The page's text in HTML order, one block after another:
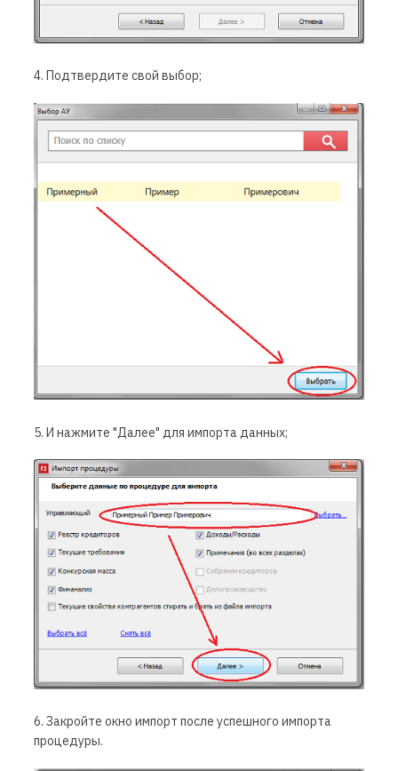
4. Подтвердите свой выбор;
5. И нажмите "Далее" для импорта данных;
6. Закройте окно импорт после успешного импорта
процедуры.